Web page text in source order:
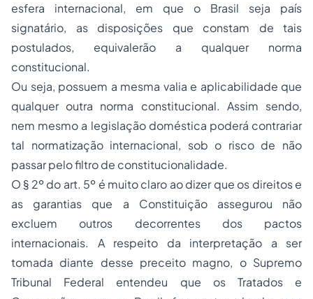
esfera internacional, em que o Brasil seja país
signatário, as disposições que constam de tais
postulados, equivalerão a qualquer norma
constitucional.
Ou seja, possuem a mesma valia e aplicabilidade que
qualquer outra norma constitucional. Assim sendo,
nem mesmo a legislação doméstica poderá contrariar
tal normatização internacional, sob o risco de não
passar pelo filtro de constitucionalidade.
O § 2º do art. 5º é muito claro ao dizer que os direitos e
as garantias que a Constituição assegurou não
excluem outros decorrentes dos pactos
internacionais. A respeito da interpretação a ser
tomada diante desse preceito magno, o Supremo
Tribunal Federal entendeu que os Tratados e